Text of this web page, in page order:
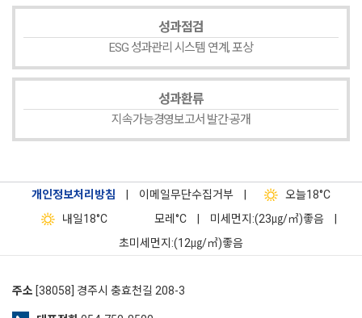
성과점검
ESG 성과관리 시스템 연계, 포상
성과환류
지속가능경영보고서 발간·공개
개인정보처리방침 이메일무단수집거부 오늘18°C
내일18°C 모레 °C 미세먼지:(23㎍/㎥)좋음
초미세먼지:(12㎍/㎥)좋음
주소 [38058] 경주시 충효천길 208-3